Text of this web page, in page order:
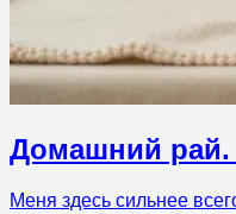
Домашний рай.
Меня здесь сильнее